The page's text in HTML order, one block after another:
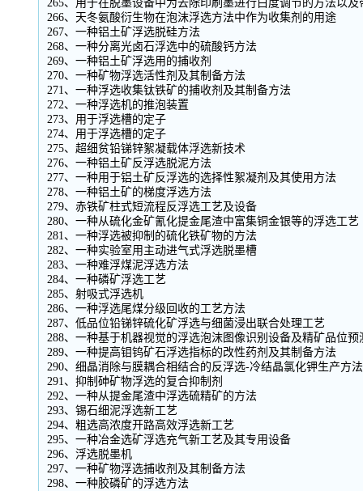
265、用于在脱墨设备中为去除印刷墨进行白度调节的方法以
266、天冬氨酸衍生物在泡沫浮选方法中作为收集剂的用途
267、一种铝土矿浮选脱硅方法
268、一种分离光卤石浮选中的硫酸钙方法
269、一种铝土矿浮选用的捕收剂
270、一种矿物浮选活性剂及其制备方法
271、一种浮选收集钛铁矿的捕收剂及其制备方法
272、一种浮选机的推泡装置
273、用于浮选槽的定子
274、用于浮选槽的定子
275、超细贫铅锑锌絮凝载体浮选新技术
276、一种铝土矿反浮选脱泥方法
277、一种用于铝土矿反浮选的选择性絮凝剂及其使用方法
278、一种铝土矿的梯度浮选方法
279、赤铁矿柱式短流程反浮选工艺及设备
280、一种从硫化金矿氰化提金尾渣中富集铜金银等的浮选工艺
281、一种浮选被抑制的硫化铁矿物的方法
282、一种实验室用主动进气式浮选脱墨槽
283、一种难浮煤泥浮选方法
284、一种磷矿浮选工艺
285、射吸式浮选机
286、一种浮选尾煤分级回收的工艺方法
287、低品位铅锑锌硫化矿浮选与细菌浸出联合处理工艺
288、一种基于机器视觉的浮选泡沫图像识别设备及精矿品位预
289、一种提高钼钨矿石浮选指标的改性药剂及其制备方法
290、细晶消除与膜耦合相结合的反浮选-冷结晶氯化钾生产方法
291、抑制砷矿物浮选的复合抑制剂
292、一种从提金尾渣中浮选硫精矿的方法
293、锡石细泥浮选新工艺
294、粗选高浓度开路高效浮选新工艺
295、一种冶金选矿浮选充气新工艺及其专用设备
296、浮选脱墨机
297、一种矿物浮选捕收剂及其制备方法
298、一种胶磷矿的浮选方法